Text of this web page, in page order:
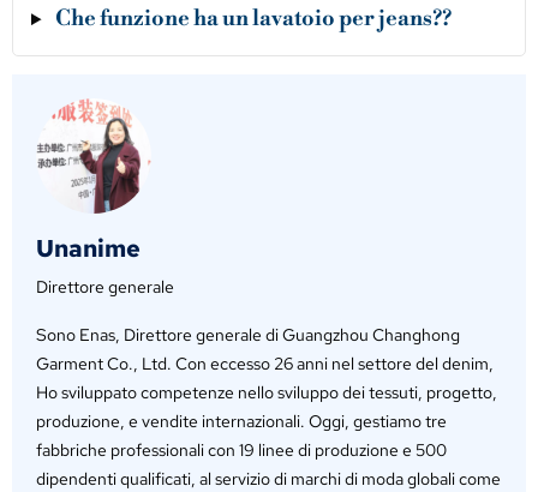
Che funzione ha un lavatoio per jeans??
Unanime
Direttore generale
Sono Enas, Direttore generale di Guangzhou Changhong
Garment Co., Ltd. Con eccesso 26 anni nel settore del denim,
Ho sviluppato competenze nello sviluppo dei tessuti, progetto,
produzione, e vendite internazionali. Oggi, gestiamo tre
fabbriche professionali con 19 linee di produzione e 500
dipendenti qualificati, al servizio di marchi di moda globali come